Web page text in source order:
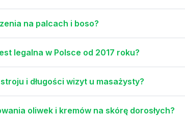
na palcach i boso?
legalna w Polsce od 2017 roku?
i długości wizyt u masażysty?
oliwek i kremów na skórę dorosłych?